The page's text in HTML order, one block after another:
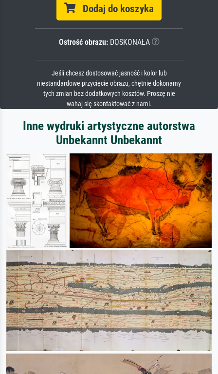
Dodaj do koszyka
Ostrość obrazu:DOSKONAŁA
Jeśli chcesz dostosować jasność i kolor lub
niestandardowe przycięcie obrazu, chętnie dokonamy
tych zmian bez dodatkowych kosztów. Proszę nie
wahaj się skontaktować z nami.
Inne wydruki artystyczne autorstwa
Unbekannt Unbekannt